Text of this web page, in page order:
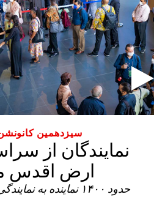
سیزدهمین
نمایندگان از
ارض اقدس
حدود ۱۴۰۰ نماینده به